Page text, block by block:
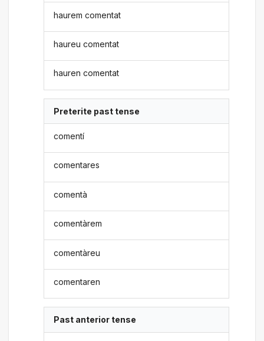
haurem comentat
haureu comentat
hauren comentat
Preterite past tense
comentí
comentares
comentà
comentàrem
comentàreu
comentaren
Past anterior tense